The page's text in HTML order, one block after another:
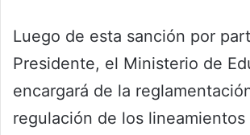
Luego de esta sanción por
Presidente, el Ministerio de
encargará de la
regulación de los lineamientos